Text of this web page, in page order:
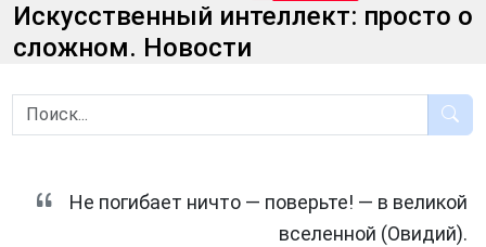
Искусственный интеллект: просто о
сложном. Новости
Не погибает ничто — поверьте! — в великой
вселенной (Овидий).